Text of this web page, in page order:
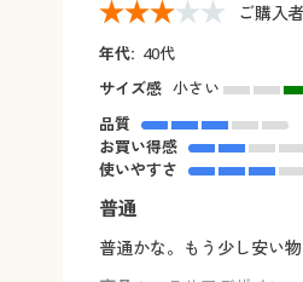
ご購入
年代: 40代
サイズ感 小さい
品質
お買い得感
使いやすさ
普通
普通かな。もう少し安い